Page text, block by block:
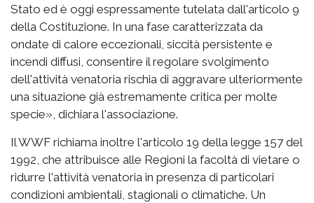
Stato ed è oggi espressamente tutelata dall'articolo 9
della Costituzione. In una fase caratterizzata da
ondate di calore eccezionali, siccità persistente e
incendi diffusi, consentire il regolare svolgimento
dell'attività venatoria rischia di aggravare ulteriormente
una situazione già estremamente critica per molte
specie», dichiara l'associazione.
Il WWF richiama inoltre l'articolo 19 della legge 157 del
1992, che attribuisce alle Regioni la facoltà di vietare o
ridurre l'attività venatoria in presenza di particolari
condizioni ambientali, stagionali o climatiche. Un